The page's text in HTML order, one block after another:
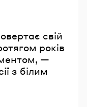
свій
років
—
з білим